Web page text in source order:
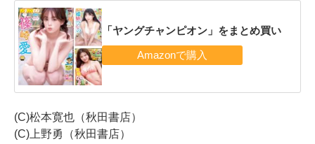
「ヤングチャンピオン」をまとめ買い
(C)松本寛也（秋田書店）
(C)上野勇（秋田書店）